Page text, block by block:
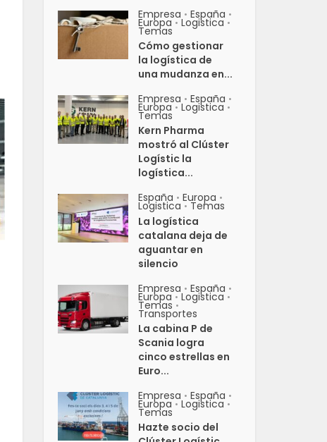
Empresa • España •
Europa • Logistica •
Temas
Cómo gestionar
la logística de
una mudanza en...
Empresa • España •
Europa • Logistica •
Temas
Kern Pharma
mostró al Clúster
Logístic la
logística...
España • Europa •
Logistica • Temas
La logística
catalana deja de
aguantar en
silencio
Empresa • España •
Europa • Logistica •
Temas •
Transportes
La cabina P de
Scania logra
cinco estrellas en
Euro...
Empresa • España •
Europa • Logistica •
Temas
Hazte socio del